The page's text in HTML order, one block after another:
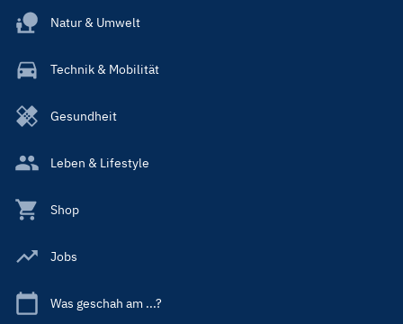
Natur & Umwelt
Technik & Mobilität
Gesundheit
Leben & Lifestyle
Shop
Jobs
Was geschah am ...?